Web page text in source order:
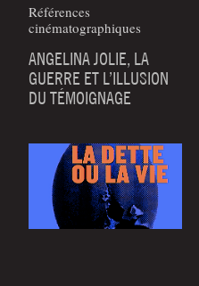
Références
cinématographiques
ANGELINA JOLIE, LA
GUERRE ET L’ILLUSION
DU TÉMOIGNAGE